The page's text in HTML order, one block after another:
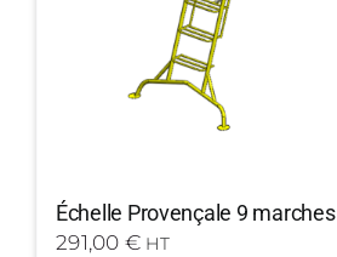
Échelle Provençale 9 marches
291,00 € HT